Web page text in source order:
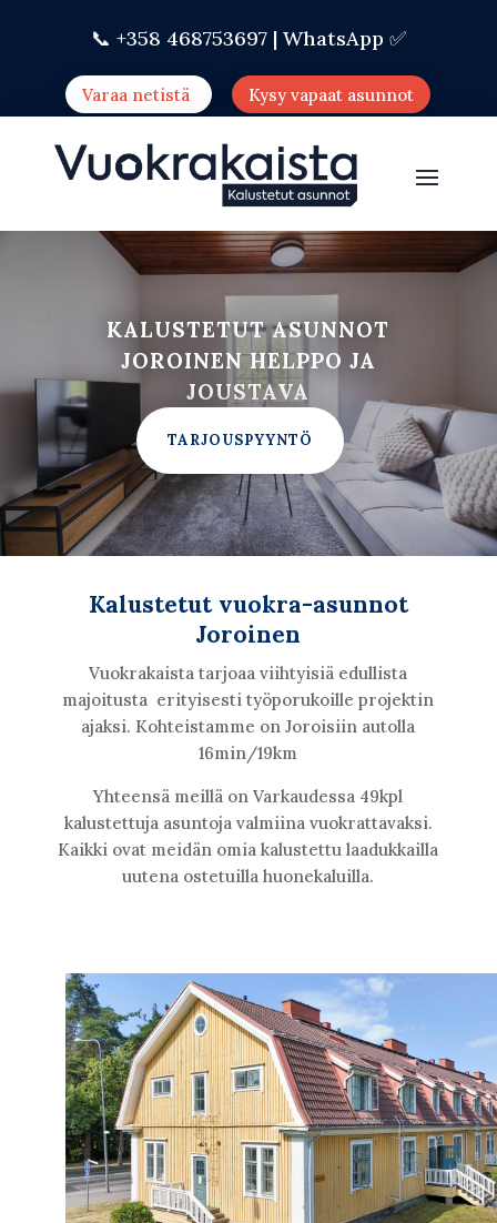
📞 +358 468753697 | WhatsApp ✅
Varaa netistä Kysy vapaat asunnot
KALUSTETUT ASUNNOT
JOROINEN HELPPO JA
JOUSTAVA
TARJOUSPYYNTÖ
Kalustetut vuokra-asunnot
Joroinen
Vuokrakaista tarjoaa viihtyisiä edullista
majoitusta erityisesti työporukoille projektin
ajaksi. Kohteistamme on Joroisiin autolla
16min/19km
Yhteensä meillä on Varkaudessa 49kpl
kalustettuja asuntoja valmiina vuokrattavaksi.
Kaikki ovat meidän omia kalustettu laadukkailla
uutena ostetuilla huonekaluilla.